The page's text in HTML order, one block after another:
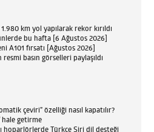
km yol yapılarak rekor kırıldı
bu hafta [6 Ağustos 2026]
A101 fırsatı [Ağustos 2026]
basın görselleri paylaşıldı
çeviri” özelliği nasıl kapatılır?
hale getirme
hoparlörlerde Türkçe Siri dil desteği